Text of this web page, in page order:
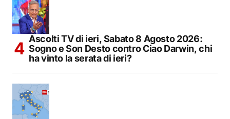
Ascolti TV di ieri, Sabato 8 Agosto 2026:
Sogno e Son Desto contro Ciao Darwin, chi
ha vinto la serata di ieri?